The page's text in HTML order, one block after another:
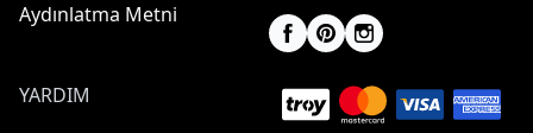
Aydınlatma Metni
YARDIM